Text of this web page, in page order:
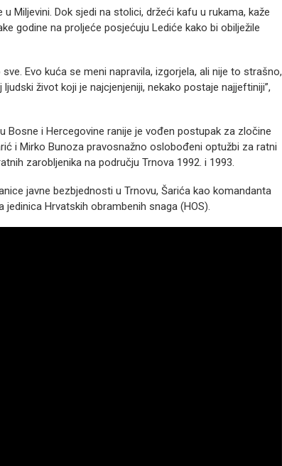
Miljevini. Dok sjedi na stolici, držeći kafu u rukama, kaže
godine na proljeće posjećuju Lediće kako bi obilježile
Evo kuća se meni napravila, izgorjela, ali nije to strašno,
život koji je najcjenjeniji, nekako postaje najjeftiniji”,
Bosne i Hercegovine ranije je vođen postupak za zločine
i Mirko Bunoza pravosnažno oslobođeni optužbi za ratni
zarobljenika na području Trnova 1992. i 1993.
javne bezbjednosti u Trnovu, Šarića kao komandanta
Hrvatskih obrambenih snaga (HOS).